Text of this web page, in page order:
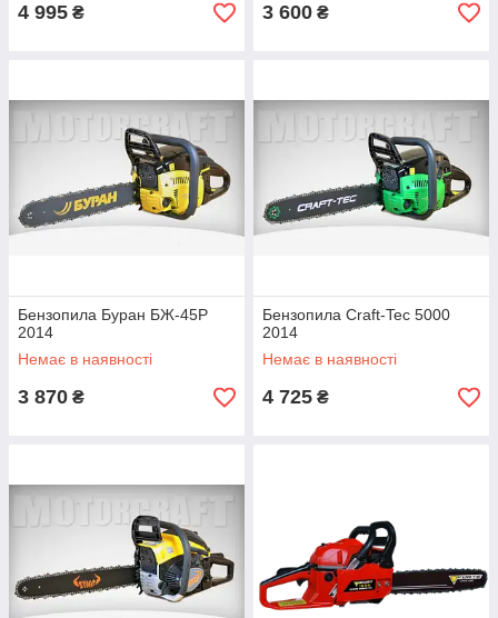
4 995 ₴ 3 600 ₴
Бензопила Буран БЖ-45Р
2014
Немає в наявності
3 870 ₴
Бензопила Craft-Tec 5000
2014
Немає в наявності
4 725 ₴